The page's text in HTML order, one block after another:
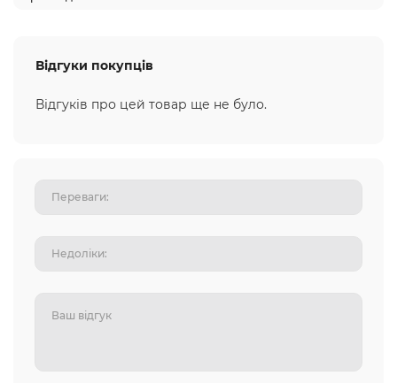
Відгуки покупців
Відгуків про цей товар ще не було.